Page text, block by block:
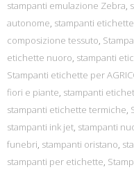
stampanti emulazione Zebra,
autonome, stampanti
composizione tessuto,
etichette nuoro, stampanti
Stampanti etichette per
fiori e piante, stampanti
stampanti etichette termiche,
stampanti ink jet, stampanti
funebri, stampanti oristano,
stampanti per etichette,